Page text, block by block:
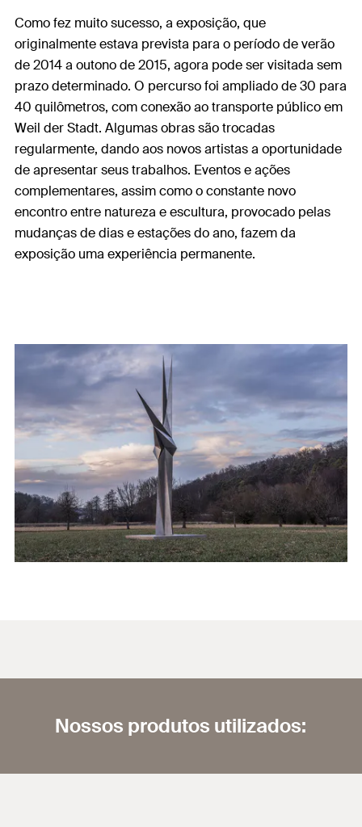
Como fez muito sucesso, a exposição, que
originalmente estava prevista para o período de verão
de 2014 a outono de 2015, agora pode ser visitada sem
prazo determinado. O percurso foi ampliado de 30 para
40 quilômetros, com conexão ao transporte público em
Weil der Stadt. Algumas obras são trocadas
regularmente, dando aos novos artistas a oportunidade
de apresentar seus trabalhos. Eventos e ações
complementares, assim como o constante novo
encontro entre natureza e escultura, provocado pelas
mudanças de dias e estações do ano, fazem da
exposição uma experiência permanente.
Nossos produtos utilizados: